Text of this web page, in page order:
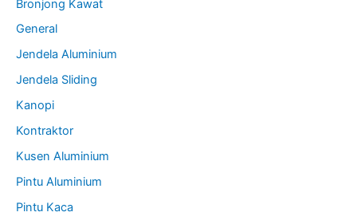
Bronjong Kawat
General
Jendela Aluminium
Jendela Sliding
Kanopi
Kontraktor
Kusen Aluminium
Pintu Aluminium
Pintu Kaca